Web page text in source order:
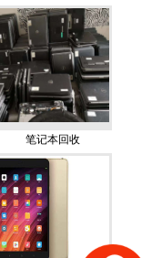
笔记本回收